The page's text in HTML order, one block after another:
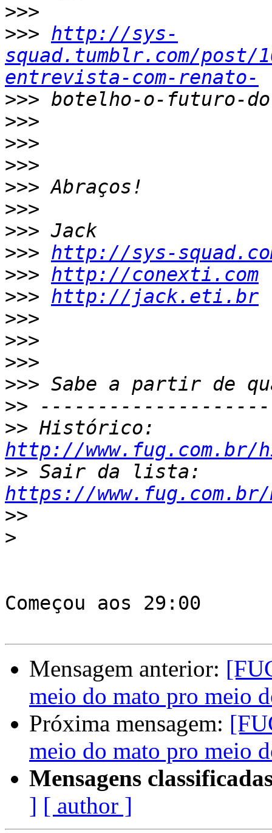
>>>
>>> http://sys-
squad.tumblr.com/post/
entrevista-com-renato-
>>>
>>>
>>>
>>>
>>>
>>>
>>>
>>> http://sys-
>>> http://conexti.com
>>> http://jack.eti.br
>>>
>>>
>>>
>>>
>>
>>
http://
>>
https://
>>
>
Começou aos 29:00
Mensagem anterior:
meio do mato pro meio
Próxima mensagem:
meio do mato pro meio
Mensagens
] [ author ]